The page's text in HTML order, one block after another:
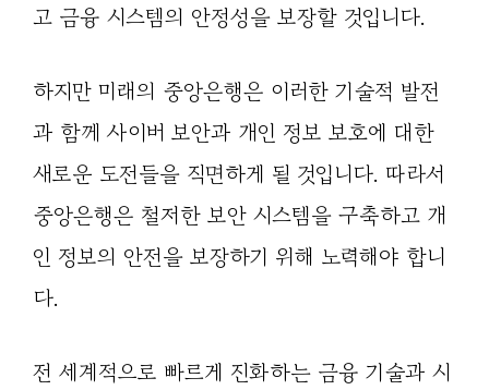
고 금융 시스템의 안정성을 보장할 것입니다.
하지만 미래의 중앙은행은 이러한 기술적 발전
과 함께 사이버 보안과 개인 정보 보호에 대한
새로운 도전들을 직면하게 될 것입니다. 따라서
중앙은행은 철저한 보안 시스템을 구축하고 개
인 정보의 안전을 보장하기 위해 노력해야 합니
다.
전 세계적으로 빠르게 진화하는 금융 기술과 시